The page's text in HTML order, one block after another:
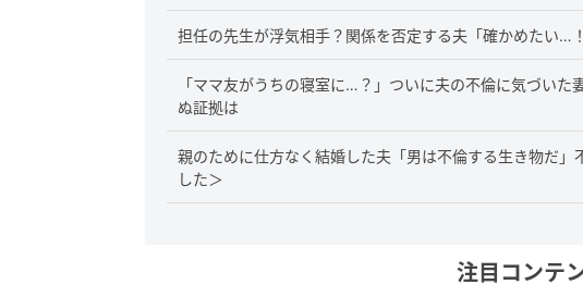
担任の先生が浮気相手？関係を否定する夫「確かめたい…
「ママ友がうちの寝室に…？」ついに夫の不倫に気づい
ぬ証拠は
親のために仕方なく結婚した夫「男は不倫する生き物だ
した＞
注目コンテ